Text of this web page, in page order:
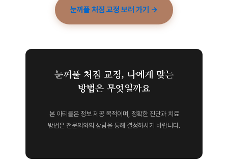
눈꺼풀 처짐 교정 보러 가기 →
눈꺼풀 처짐 교정, 나에게 맞는
방법은 무엇일까요
본 아티클은 정보 제공 목적이며, 정확한 진단과 치료
방법은 전문의와의 상담을 통해 결정하시기 바랍니다.